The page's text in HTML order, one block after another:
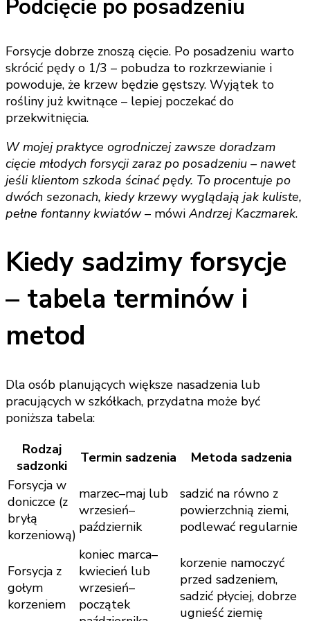
Podcięcie po posadzeniu
Forsycje dobrze znoszą cięcie. Po posadzeniu warto
skrócić pędy o 1/3 – pobudza to rozkrzewianie i
powoduje, że krzew będzie gęstszy. Wyjątek to
rośliny już kwitnące – lepiej poczekać do
przekwitnięcia.
W mojej praktyce ogrodniczej zawsze doradzam
cięcie młodych forsycji zaraz po posadzeniu – nawet
jeśli klientom szkoda ścinać pędy. To procentuje po
dwóch sezonach, kiedy krzewy wyglądają jak kuliste,
pełne fontanny kwiatów– mówiAndrzej Kaczmarek.
Kiedy sadzimy forsycje
– tabela terminów i
metod
Dla osób planujących większe nasadzenia lub
pracujących w szkółkach, przydatna może być
poniższa tabela:
Rodzaj
sadzonki
Termin sadzenia
Metoda sadzenia
Forsycja w
doniczce (z
bryłą
korzeniową)
marzec–maj lub
wrzesień–
październik
sadzić na równo z
powierzchnią ziemi,
podlewać regularnie
Forsycja z
gołym
korzeniem
koniec marca–
kwiecień lub
wrzesień–
początek
korzenie namoczyć
przed sadzeniem,
sadzić płyciej, dobrze
ugnieść ziemię